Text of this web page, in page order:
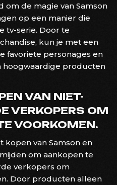
om de magie van Samson
op een manier die
tv-serie. Door te
kun je met een
favoriete personages en
hoogwaardige producten
VAN NIET-
VERKOPERS OM
VOORKOMEN.
kopen van Samson en
om aankopen te
verkopers om
Door producten alleen